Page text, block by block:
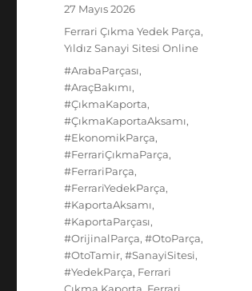
Yayın
27 Mayıs 2026
Kategoriler
Ferrari Çıkma Yedek Parça,
Yıldız Sanayi Sitesi Online
Etiketler
#ArabaParçası,
#AraçBakımı,
#ÇıkmaKaporta,
#ÇıkmaKaportaAksamı,
#EkonomikParça,
#FerrariÇıkmaParça,
#FerrariParça,
#FerrariYedekParça,
#KaportaAksamı,
#KaportaParçası,
#OrijinalParça,#OtoParça,
#OtoTamir,#SanayiSitesi,
#YedekParça, Ferrari